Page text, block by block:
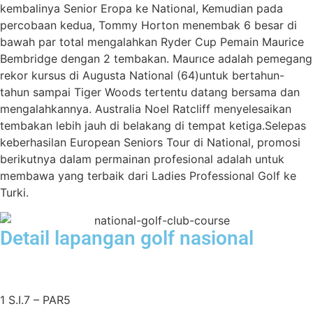
kembalinya Senior Eropa ke National, Kemudian pada
percobaan kedua, Tommy Horton menembak 6 besar di
bawah par total mengalahkan Ryder Cup Pemain Maurice
Bembridge dengan 2 tembakan. Maurıce adalah pemegang
rekor kursus di Augusta National (64)untuk bertahun-
tahun sampai Tiger Woods tertentu datang bersama dan
mengalahkannya. Australia Noel Ratcliff menyelesaikan
tembakan lebih jauh di belakang di tempat ketiga.Selepas
keberhasilan European Seniors Tour di National, promosi
berikutnya dalam permainan profesional adalah untuk
membawa yang terbaik dari Ladies Professional Golf ke
Turki.
Detail lapangan golf nasional
1 S.I.7 – PAR5